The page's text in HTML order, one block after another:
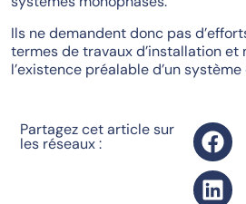
Ils ne demandent donc pas
termes de travaux d’installation et
l’existence préalable d’un
Partagez cet article sur
les réseaux :